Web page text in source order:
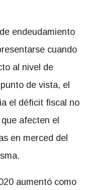
endeudamiento
cuando
al nivel de
de vista, el
el déficit fiscal no
afecten el
en merced del
aumentó como